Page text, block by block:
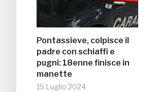
Pontassieve, colpisce il
padre con schiaffi e
pugni: 18enne finisce in
manette
15 Luglio 2024